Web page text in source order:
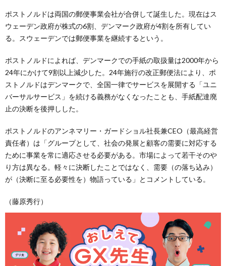
ポストノルドは両国の郵便事業会社が合併して誕生した。現在はス
ウェーデン政府が株式の6割、デンマーク政府が4割を所有してい
る。スウェーデンでは郵便事業を継続するという。
ポストノルドによれば、デンマークでの手紙の取扱量は2000年から
24年にかけて9割以上減少した。24年施行の改正郵便法により、ポ
ストノルドはデンマークで、全国一律でサービスを展開する「ユニ
バーサルサービス」を続ける義務がなくなったことも、手紙配達廃
止の決断を後押しした。
ポストノルドのアンネマリー・ガードショル社長兼CEO（最高経営
責任者）は「グループとして、社会の発展と顧客の需要に対応する
ために事業を常に適応させる必要がある。市場によって若干そのや
り方は異なる。軽々に決断したことではなく、需要（の落ち込み）
が（決断に至る必要性を）物語っている」とコメントしている。
（藤原秀行）